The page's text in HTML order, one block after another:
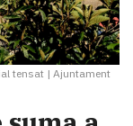
tensat | Ajuntament